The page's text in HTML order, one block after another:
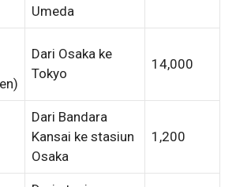
Umeda
Dari Osaka ke
Tokyo
14,000
Dari Bandara
Kansai ke stasiun
Osaka
1,200